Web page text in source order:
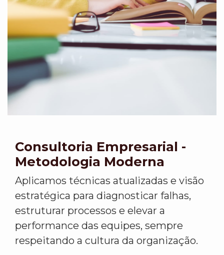
Consultoria Empresarial -
Metodologia Moderna
Aplicamos técnicas atualizadas e visão
estratégica para diagnosticar falhas,
estruturar processos e elevar a
performance das equipes, sempre
respeitando a cultura da organização.